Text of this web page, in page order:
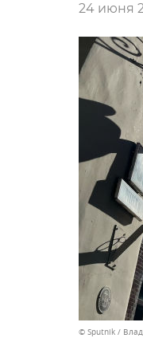
24 июня
© Sputnik /